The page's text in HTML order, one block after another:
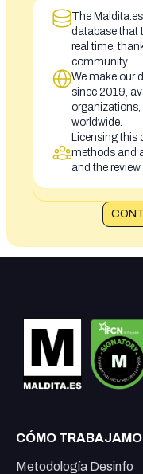
The
database that
real time,
community
We make our
since 2019,
organizations,
worldwide.
Licensing this
methods and
and the review
CÓMO
Metodología Desinfo